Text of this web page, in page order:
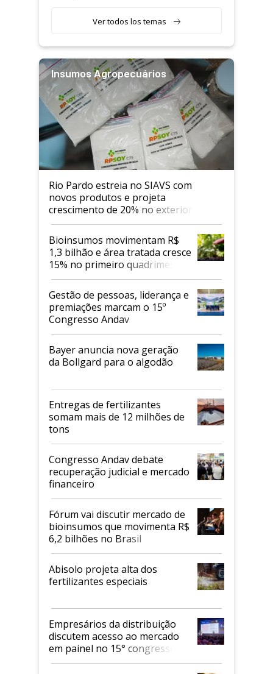
Ver todos los temas
Insumos Agropecuários
Rio Pardo estreia no SIAVS com
novos produtos e projeta
crescimento de 20% no exterior
Bioinsumos movimentam R$
1,3 bilhão e área tratada cresce
15% no primeiro quadrimestre
de 2026
Gestão de pessoas, liderança e
premiações marcam o 15º
Congresso Andav
Bayer anuncia nova geração
da Bollgard para o algodão
Entregas de fertilizantes
somam mais de 12 milhões de
tons
Congresso Andav debate
recuperação judicial e mercado
financeiro
Fórum vai discutir mercado de
bioinsumos que movimenta R$
6,2 bilhões no Brasil
Abisolo projeta alta dos
fertilizantes especiais
Empresários da distribuição
discutem acesso ao mercado
em painel no 15° congresso
Andav